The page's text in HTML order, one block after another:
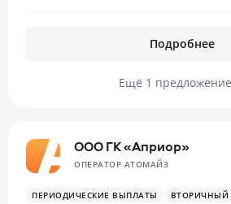
Подробнее
Ещё 1 предложение
ООО ГК «Априор»
ОПЕРАТОР АТОМАЙЗ
ПЕРИОДИЧЕСКИЕ ВЫПЛАТЫ